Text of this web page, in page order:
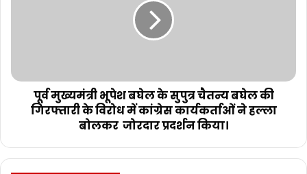
पूर्व मुख्यमंत्री भूपेश बघेल के सुपुत्र चैतन्य बघेल की
गिरफ्तारी के विरोध में कांग्रेस कार्यकर्ताओं ने हल्ला
बोलकर जोरदार प्रदर्शन किया।